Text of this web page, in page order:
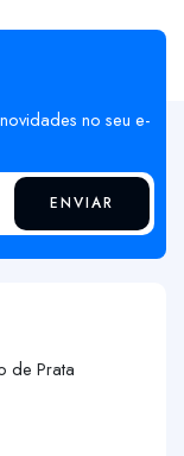
no seu e-
ENVIAR
de Prata